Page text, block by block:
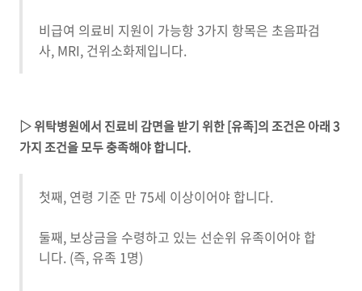
비급여 의료비 지원이 가능항 3가지 항목은 초음파검
사, MRI, 건위소화제입니다.
▷ 위탁병원에서 진료비 감면을 받기 위한[유족]의 조건은 아래3
가지 조건을 모두 충족해야 합니다.
첫째, 연령 기준 만 75세 이상이어야 합니다.
둘째, 보상금을 수령하고 있는 선순위 유족이어야 합
니다. (즉, 유족 1명)